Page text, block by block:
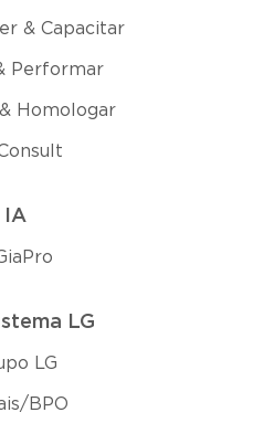
& Capacitar
Performar
Homologar
IA
LG
LG
BPO